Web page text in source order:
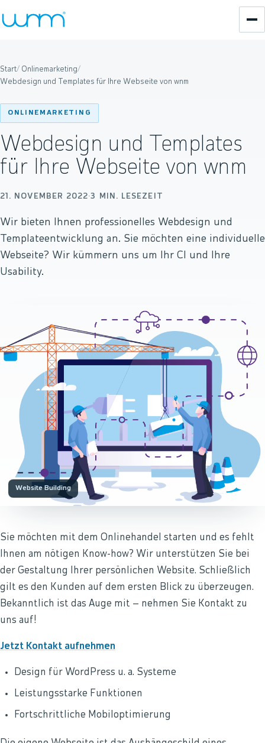
Start/ Onlinemarketing/
Webdesign und Templates für Ihre Webseite von wnm
ONLINEMARKETING
Webdesign und Templates
für Ihre Webseite von wnm
21. NOVEMBER 2022·3 MIN. LESEZEIT
Wir bieten Ihnen professionelles Webdesign und
Templateentwicklung an. Sie möchten eine individuelle
Webseite? Wir kümmern uns um Ihr CI und Ihre
Usability.
Website Building
Sie möchten mit dem Onlinehandel starten und es fehlt
Ihnen am nötigen Know-how? Wir unterstützen Sie bei
der Gestaltung Ihrer persönlichen Website. Schließlich
gilt es den Kunden auf dem ersten Blick zu überzeugen.
Bekanntlich ist das Auge mit – nehmen Sie Kontakt zu
uns auf!
Jetzt Kontakt aufnehmen
Design für WordPress u. a. Systeme
Leistungsstarke Funktionen
Fortschrittliche Mobiloptimierung